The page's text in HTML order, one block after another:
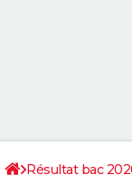
Résultat bac